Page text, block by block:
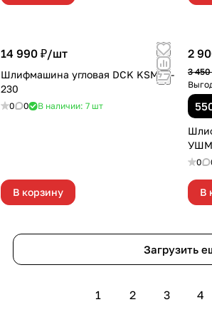
14 990 ₽/шт
Шлифмашина угловая DCK KSM05-
230
0 0 В наличии: 7 шт
В корзину
2
3
0
В
Загрузить
1 2 3 4